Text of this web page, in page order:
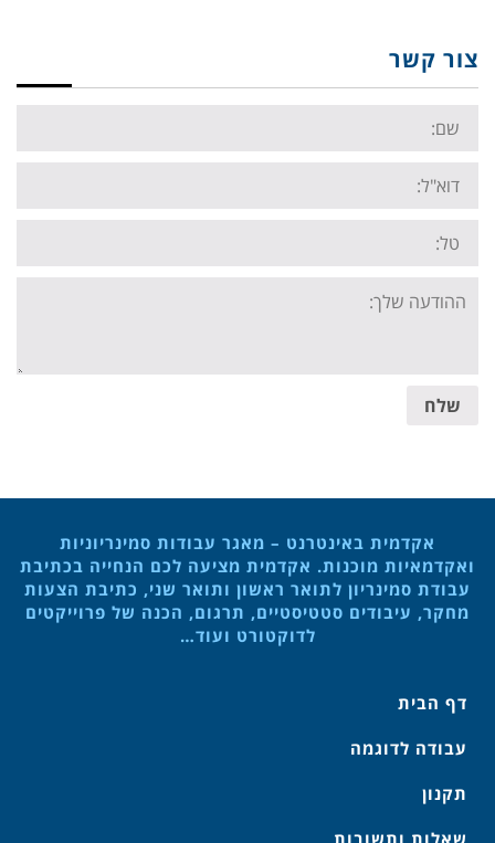
צור קשר
Name:
Email:
Tel:
Your
message:
שלח
אקדמית באינטרנט – מאגר עבודות סמינריוניות
ואקדמאיות מוכנות. אקדמית מציעה לכם הנחייה בכתיבת
עבודת סמינריון לתואר ראשון ותואר שני, כתיבת הצעות
מחקר, עיבודים סטטיסטיים, תרגום, הכנה של פרוייקטים
לדוקטורט ועוד…
דף הבית
עבודה לדוגמה
תקנון
שאלות ותשובות